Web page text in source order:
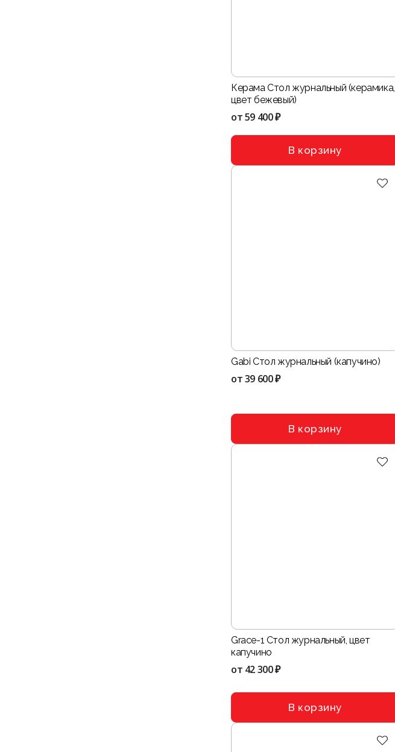
Керама Стол журнальный (керамика,
цвет бежевый)
от59 400 ₽
В корзину
Gabi Стол журнальный (капучино)
от39 600 ₽
В корзину
Grace-1 Стол журнальный, цвет
капучино
от 42 300 ₽
В корзину